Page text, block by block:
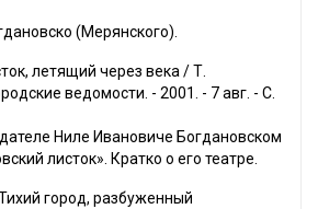
(Мерянского).
летящий через века / Т.
ведомости. - 2001. - 7 авг. - С.
Ниле Ивановиче Богдановском
листок». Кратко о его театре.
город, разбуженный